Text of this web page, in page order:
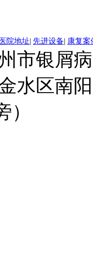
医院地址| 先进设备| 康复案
市银屑
水区南